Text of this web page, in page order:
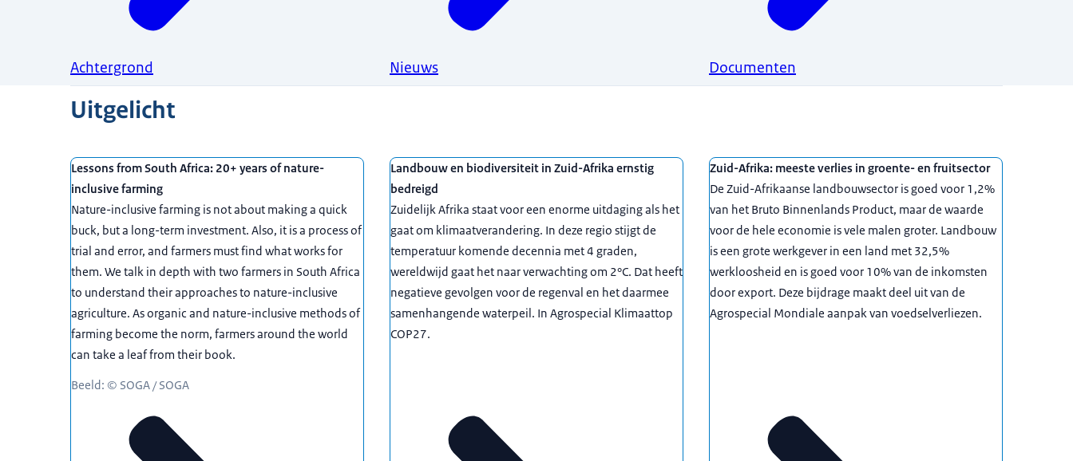
Achtergrond Nieuws Documenten
Uitgelicht
Lessons from South Africa: 20+ years of nature-
inclusive farming
Nature-inclusive farming is not about making a quick
buck, but a long-term investment. Also, it is a process of
trial and error, and farmers must find what works for
them. We talk in depth with two farmers in South Africa
to understand their approaches to nature-inclusive
agriculture. As organic and nature-inclusive methods of
farming become the norm, farmers around the world
can take a leaf from their book.
Beeld: © SOGA / SOGA
Landbouw en biodiversiteit in Zuid-Afrika ernstig
bedreigd
Zuidelijk Afrika staat voor een enorme uitdaging als het
gaat om klimaatverandering. In deze regio stijgt de
temperatuur komende decennia met 4 graden,
wereldwijd gaat het naar verwachting om 2°C. Dat heeft
negatieve gevolgen voor de regenval en het daarmee
samenhangende waterpeil. In Agrospecial Klimaattop
COP27.
Zuid-Afrika: meeste verlies in groente- en fruitsector
De Zuid-Afrikaanse landbouwsector is goed voor 1,2%
van het Bruto Binnenlands Product, maar de waarde
voor de hele economie is vele malen groter. Landbouw
is een grote werkgever in een land met 32,5%
werkloosheid en is goed voor 10% van de inkomsten
door export. Deze bijdrage maakt deel uit van de
Agrospecial Mondiale aanpak van voedselverliezen.